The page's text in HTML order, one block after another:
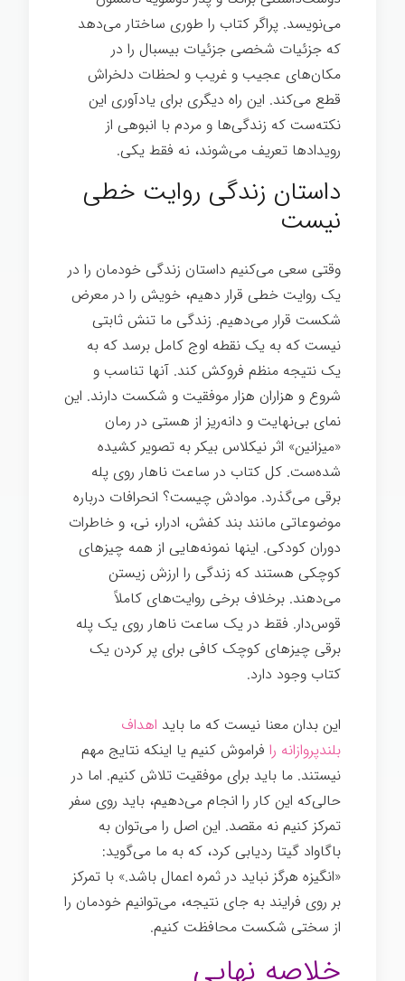
می‌نویسد. پراگر کتاب را طوری ساختار می‌دهد
که جزئیات شخصی جزئیات بیسبال را در
مکان‌های عجیب و غریب و لحظات دلخراش
قطع می‌کند. این راه دیگری برای یادآوری این
نکته‌ست که زندگی‌ها و مردم با انبوهی از
رویدادها تعریف می‌شوند، نه فقط یکی.
داستان زندگی روایت خطی
نیست
وقتی سعی می‌کنیم داستان زندگی خودمان را در
یک روایت خطی قرار دهیم، خویش را در معرض
شکست قرار می‌دهیم. زندگی ما تنش ثابتی
نیست که به یک نقطه اوج کامل برسد که به
یک نتیجه منظم فروکش کند. آنها تناسب و
شروع و هزاران هزار موفقیت و شکست دارند. این
نمای بی‌نهایت و دانه‌ریز از هستی در رمان
«میزانین» اثر نیکلاس بیکر به تصویر کشیده
شده‌ست. کل کتاب در ساعت ناهار روی پله
برقی می‌گذرد. موادش چیست؟ انحرافات درباره
موضوعاتی مانند بند کفش، ادرار، نی، و خاطرات
دوران کودکی. اینها نمونه‌هایی از همه چیزهای
کوچکی هستند که زندگی را ارزش زیستن
می‌دهند. برخلاف برخی روایت‌های کاملاً
قوس‌دار. فقط در یک ساعت ناهار روی یک پله
برقی چیزهای کوچک کافی برای پر کردن یک
کتاب وجود دارد.
این بدان معنا نیست که ما باید اهداف
بلندپروازانه را فراموش کنیم یا اینکه نتایج مهم
نیستند. ما باید برای موفقیت تلاش کنیم. اما در
حالی‌که این کار را انجام می‌دهیم، باید روی سفر
تمرکز کنیم نه مقصد. این اصل را می‌توان به
باگاواد گیتا ردیابی کرد، که به ما می‌گوید:
«انگیزه هرگز نباید در ثمره اعمال باشد.» با تمرکز
بر روی فرایند به جای نتیجه، می‌توانیم خودمان را
از سختی شکست محافظت کنیم.
خلاصه نهایی